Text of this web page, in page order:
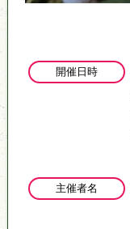
開催日時
主催者名